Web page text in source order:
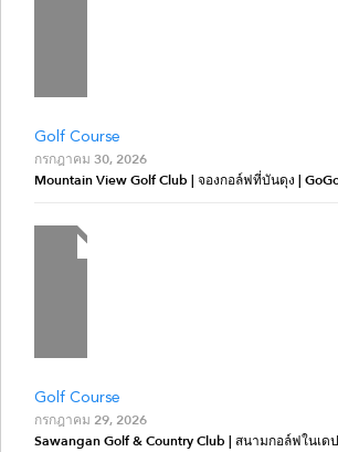
Golf Course
กรกฎาคม 30, 2026
Mountain View Golf Club | จองกอล์ฟที่บันดุง |
Golf Course
กรกฎาคม 29, 2026
Sawangan Golf & Country Club | สนามกอล์ฟในเด